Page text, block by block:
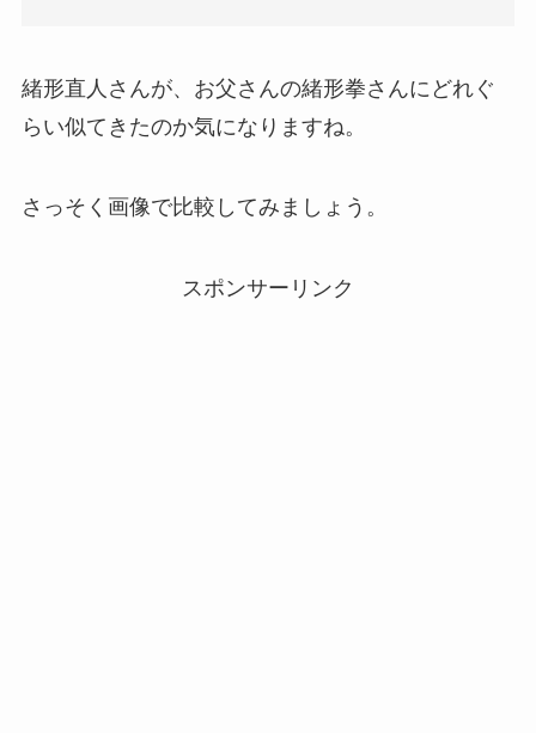
緒形直人さんが、お父さんの緒形拳さんにどれぐ
らい似てきたのか気になりますね。
さっそく画像で比較してみましょう。
スポンサーリンク